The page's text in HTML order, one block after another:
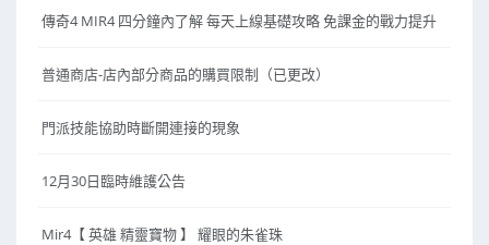
傳奇4 MIR4 四分鐘內了解 每天上線基礎攻略 免課金的戰力提升
普通商店-店內部分商品的購買限制（已更改）
門派技能協助時斷開連接的現象
12月30日臨時維護公告
Mir4【 英雄 精靈寶物 】 耀眼的朱雀珠